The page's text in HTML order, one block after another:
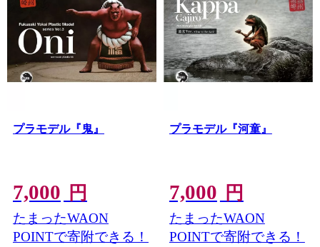
プラモデル『鬼』
7,000 円
たまったWAON
POINTで寄附できる！
プラモデル『河童』
7,000 円
たまったWAON
POINTで寄附できる！